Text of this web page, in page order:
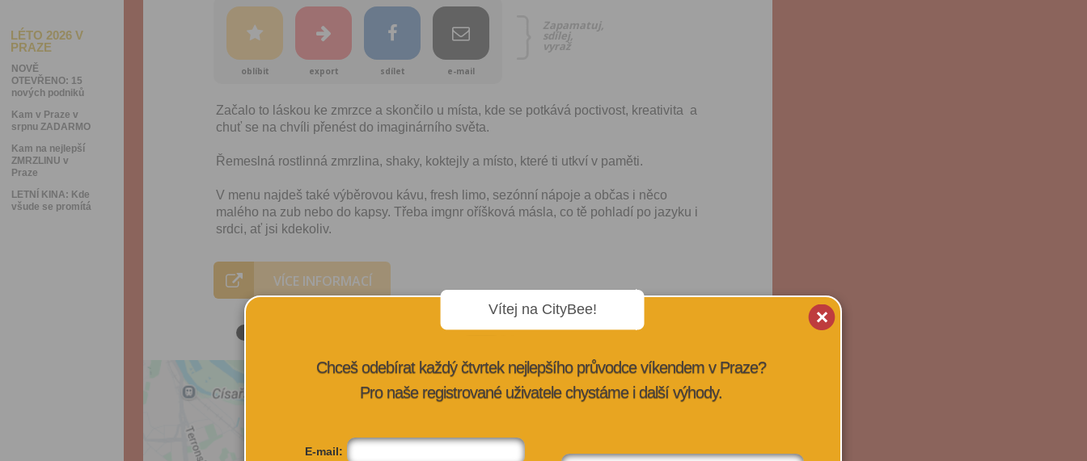
LÉTO 2026 V
PRAZE
NOVĚ
OTEVŘENO: 15
nových podniků
Kam v Praze v
srpnu ZADARMO
Kam na nejlepší
ZMRZLINU v
Praze
LETNÍ KINA: Kde
všude se promítá
oblíbit export sdílet e-mail
Zapamatuj,
sdílej,
vyraž
Začalo to láskou ke zmrzce a skončilo u místa, kde se potkává poctivost, kreativita a
chuť se na chvíli přenést do imaginárního světa.
Řemeslná rostlinná zmrzlina, shaky, koktejly a místo, které ti utkví v paměti.
V menu najdeš také výběrovou kávu, fresh limo, sezónní nápoje a občas i něco
malého na zub nebo do kapsy. Třeba imgnr oříšková másla, co tě pohladí po jazyku i
srdci, ať jsi kdekoliv.
VÍCE INFORMACÍ
Vítej na CityBee!
Chceš odebírat každý čtvrtek nejlepšího průvodce víkendem v Praze?
Pro naše registrované uživatele chystáme i další výhody.
E-mail: